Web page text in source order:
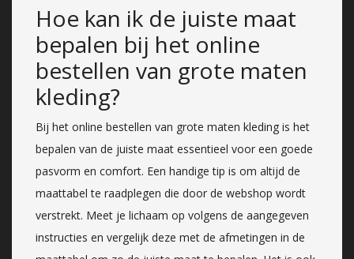
Hoe kan ik de juiste maat
bepalen bij het online
bestellen van grote maten
kleding?
Bij het online bestellen van grote maten kleding is het
bepalen van de juiste maat essentieel voor een goede
pasvorm en comfort. Een handige tip is om altijd de
maattabel te raadplegen die door de webshop wordt
verstrekt. Meet je lichaam op volgens de aangegeven
instructies en vergelijk deze met de afmetingen in de